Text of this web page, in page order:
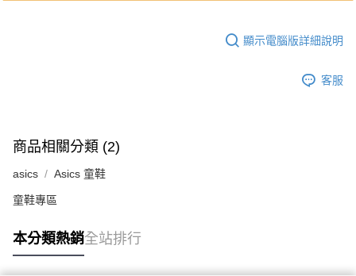
顯示電腦版詳細說明
客服
商品相關分類 (2)
asics Asics 童鞋
童鞋專區
本分類熱銷全站排行